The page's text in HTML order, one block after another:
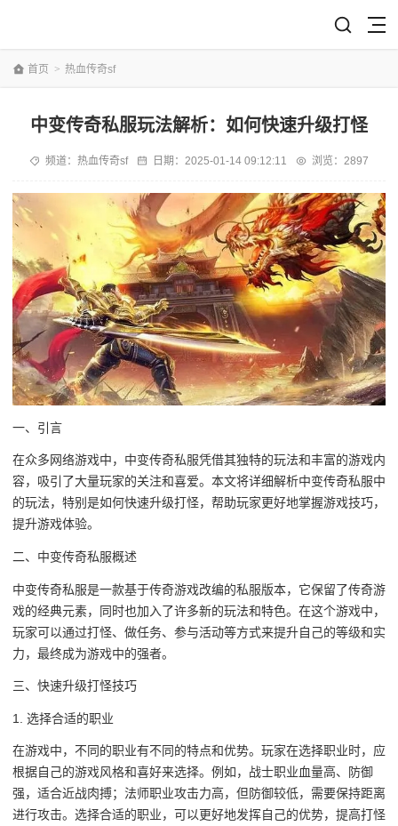
首页 > 热血传奇sf
中变传奇私服玩法解析：如何快速升级打怪
频道： 热血传奇sf 日期： 2025-01-14 09:12:11 浏览：2897
一、引言
在众多网络游戏中，中变传奇私服凭借其独特的玩法和丰富的游戏内
容，吸引了大量玩家的关注和喜爱。本文将详细解析中变传奇私服中
的玩法，特别是如何快速升级打怪，帮助玩家更好地掌握游戏技巧，
提升游戏体验。
二、中变传奇私服概述
中变传奇私服是一款基于传奇游戏改编的私服版本，它保留了传奇游
戏的经典元素，同时也加入了许多新的玩法和特色。在这个游戏中，
玩家可以通过打怪、做任务、参与活动等方式来提升自己的等级和实
力，最终成为游戏中的强者。
三、快速升级打怪技巧
1. 选择合适的职业
在游戏中，不同的职业有不同的特点和优势。玩家在选择职业时，应
根据自己的游戏风格和喜好来选择。例如，战士职业血量高、防御
强，适合近战肉搏；法师职业攻击力高，但防御较低，需要保持距离
进行攻击。选择合适的职业，可以更好地发挥自己的优势，提高打怪